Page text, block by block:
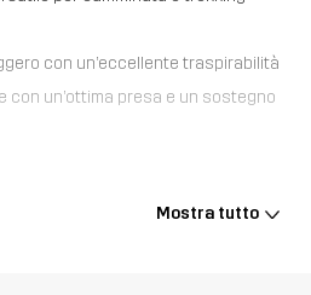
con un’eccellente traspirabilità
con un’ottima presa e un sostegno
Shoes sono adatte a terreni
Mostra tutto